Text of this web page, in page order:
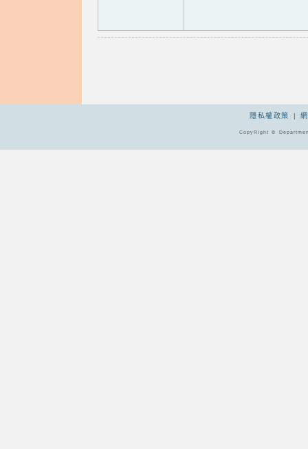
隱私權政策 |
CopyRight ©